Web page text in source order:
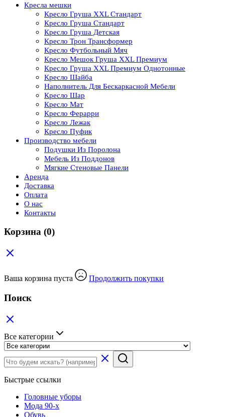
Кресла мешки
Кресло Груша XXL Стандарт
Кресло Груша Cтандарт
Кресло Груша Детская
Кресло Трон Трансформер
Кресло Футбольный Мяч
Кресло Мешок Груша XXL Премиум
Кресло Груша XXL Премиум Однотонные
Кресло Шайба
Наполнитель Для Бескаркасной Мебели
Кресло Шар
Кресло Мат
Кресло Ферарри
Кресло Лежак
Кресло Пуфик
Производство мебели
Подушки Из Поролона
Мебель Из Поддонов
Мягкие Стеновые Панели
Аренда
Доставка
Оплата
О нас
Контакты
Корзина (0)
Ваша корзина пуста Продолжить покупки
Поиск
Все категории
Быстрые ссылки
Головные уборы
Мода 90-х
Обувь